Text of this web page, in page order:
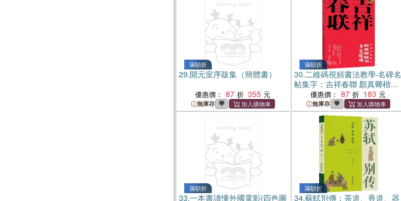
滿額折
29.開元室序跋集（簡體書）
優惠價： 87 355
無庫存
滿額折
30.二維碼視頻書法教學‧名碑名
帖集字：吉祥春聯 顏真卿楷書
多寶塔（簡體書）
優惠價： 87 183
無庫存
滿額折
33.一本書讀懂外國電影(四色圖
滿額折
34.蘇軾別傳：茶道、香道、器